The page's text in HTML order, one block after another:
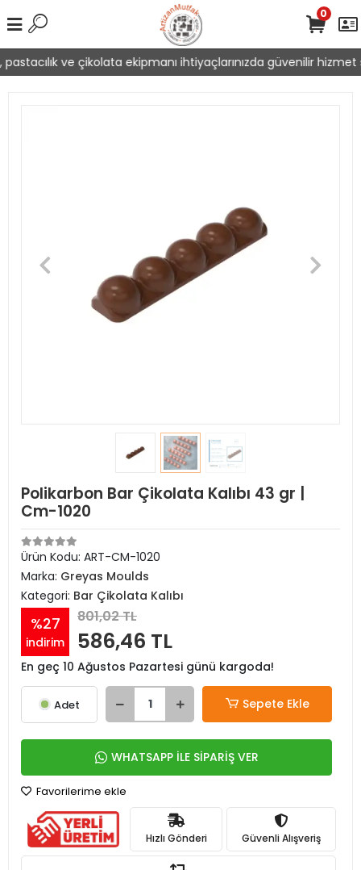
ve çikolata ekipmanı ihtiyaçlarınızda güvenilir hizmet
0
Polikarbon Bar Çikolata Kalıbı 43 gr |
Cm-1020
Ürün Kodu: ART-CM-1020
Marka: Greyas Moulds
Kategori: Bar Çikolata Kalıbı
%27
indirim
801,02 TL
586,46 TL
En geç 10 Ağustos Pazartesi günü kargoda!
Adet Sepete Ekle
WHATSAPP İLE SİPARİŞ VER
Favorilerime ekle
Hızlı Gönderi Güvenli Alışveriş